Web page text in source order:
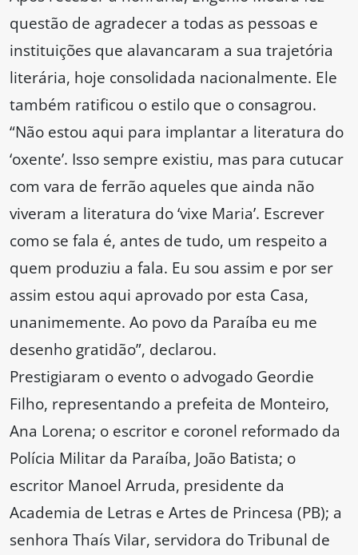
questão de agradecer a todas as pessoas e
instituições que alavancaram a sua trajetória
literária, hoje consolidada nacionalmente. Ele
também ratificou o estilo que o consagrou.
“Não estou aqui para implantar a literatura do
‘oxente’. Isso sempre existiu, mas para cutucar
com vara de ferrão aqueles que ainda não
viveram a literatura do ‘vixe Maria’. Escrever
como se fala é, antes de tudo, um respeito a
quem produziu a fala. Eu sou assim e por ser
assim estou aqui aprovado por esta Casa,
unanimemente. Ao povo da Paraíba eu me
desenho gratidão”, declarou.
Prestigiaram o evento o advogado Geordie
Filho, representando a prefeita de Monteiro,
Ana Lorena; o escritor e coronel reformado da
Polícia Militar da Paraíba, João Batista; o
escritor Manoel Arruda, presidente da
Academia de Letras e Artes de Princesa (PB); a
senhora Thaís Vilar, servidora do Tribunal de